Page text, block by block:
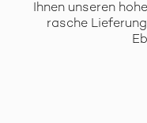
Ihnen unseren
rasche